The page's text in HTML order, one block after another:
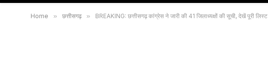
Home » छत्तीसगढ़ » BREAKING: छत्तीसगढ़ कांग्रेस ने जारी की 41 जिलाध्यक्षों की सूची, देखें पूरी लिस्ट